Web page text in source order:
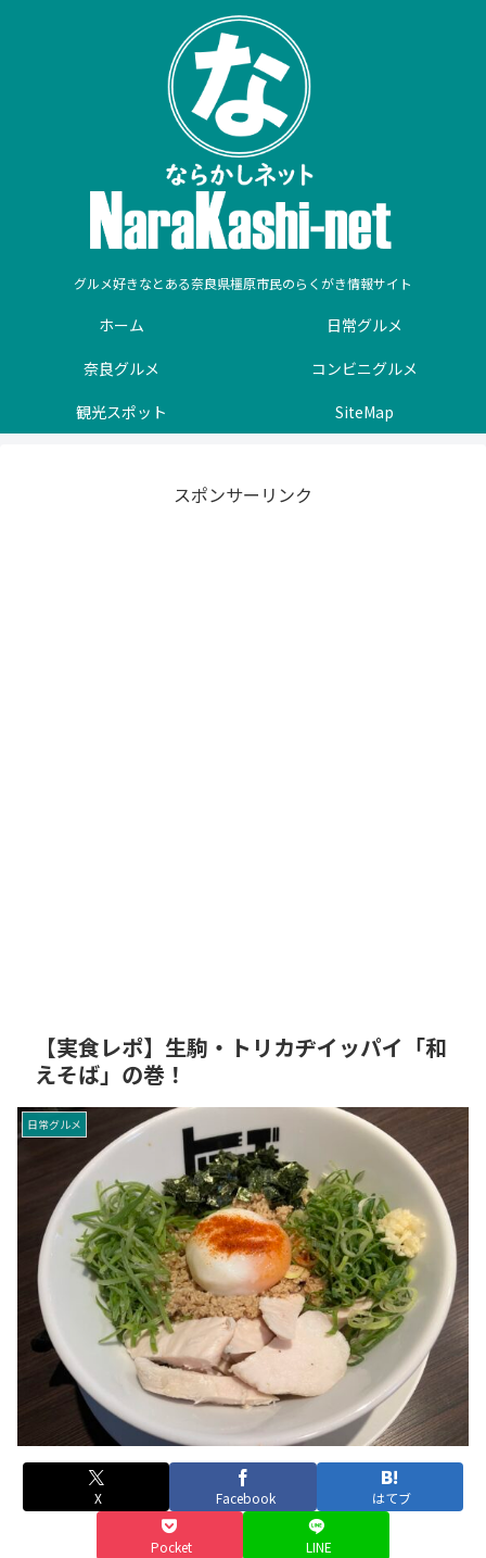
グルメ好きなとある奈良県橿原市民のらくがき情報サイト
ホーム
日常グルメ
奈良グルメ
コンビニグルメ
観光スポット
SiteMap
スポンサーリンク
【実食レポ】生駒・トリカヂイッパイ「和
えそば」の巻！
日常グルメ
X Facebook はてブ
Pocket LINE